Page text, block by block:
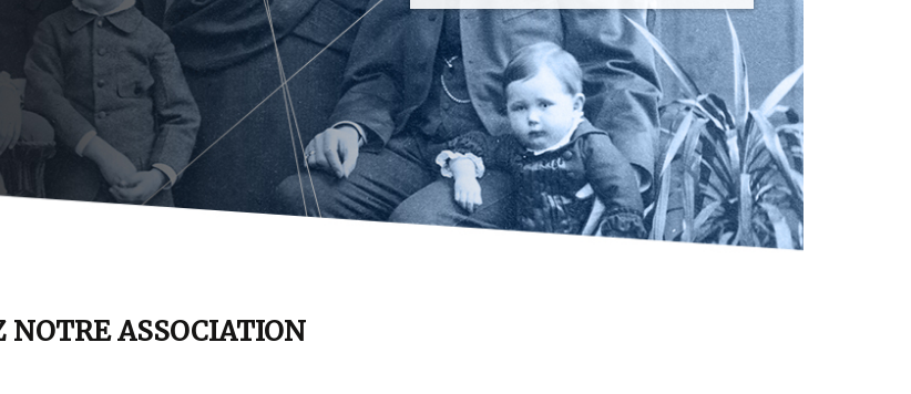
NOTRE ASSOCIATION